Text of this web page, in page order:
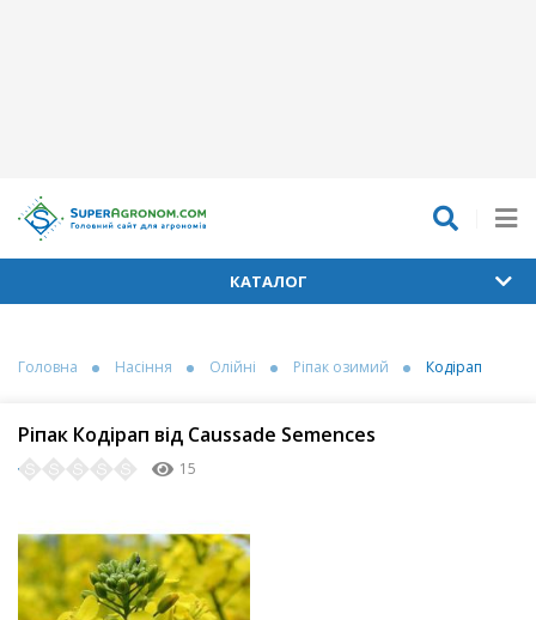
КАТАЛОГ
Головна Насіння Олійні Ріпак озимий Кодірап
Ріпак Кодірап від Caussade Semences
15